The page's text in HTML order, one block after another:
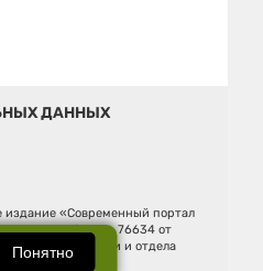
ДАННЫХ
издание «Современный портал
ЭЛ № ФС 77 - 76634 от
адрес редакции и отдела
Понятно